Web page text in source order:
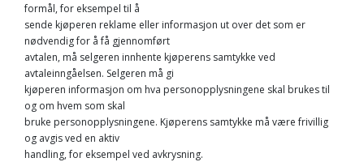
formål, for eksempel til å
sende kjøperen reklame eller informasjon ut over det som er
nødvendig for å få gjennomført
avtalen, må selgeren innhente kjøperens samtykke ved
avtaleinngåelsen. Selgeren må gi
kjøperen informasjon om hva personopplysningene skal brukes til
og om hvem som skal
bruke personopplysningene. Kjøperens samtykke må være frivillig
og avgis ved en aktiv
handling, for eksempel ved avkrysning.